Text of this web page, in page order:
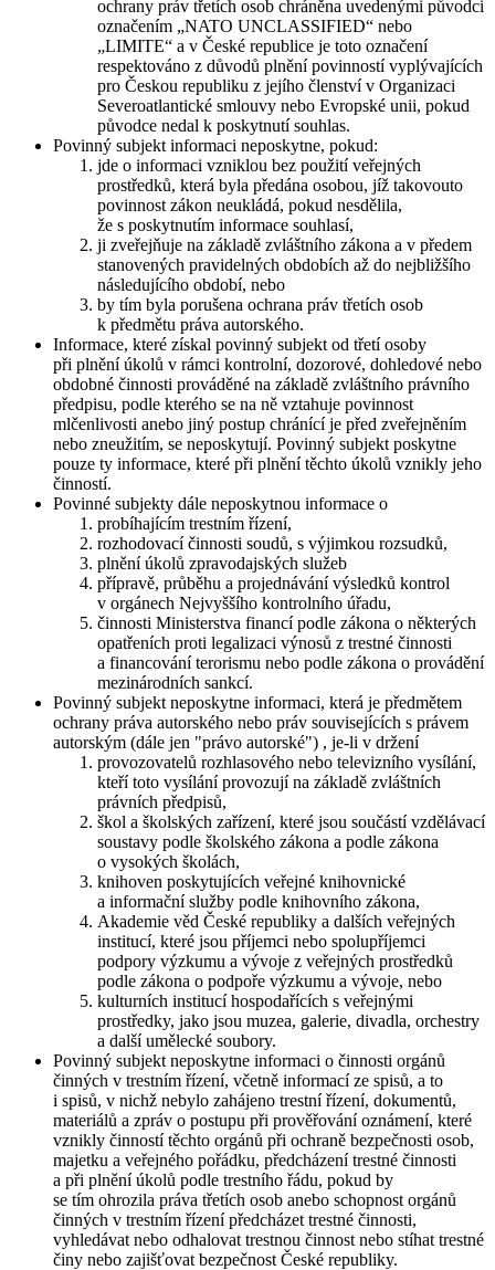
ochrany práv třetích osob chráněna uvedenými původci
označením „NATO UNCLASSIFIED“ nebo
„LIMITE“ a v České republice je toto označení
respektováno z důvodů plnění povinností vyplývajících
pro Českou republiku z jejího členství v Organizaci
Severoatlantické smlouvy nebo Evropské unii, pokud
původce nedal k poskytnutí souhlas.
Povinný subjekt informaci neposkytne, pokud:
jde o informaci vzniklou bez použití veřejných
prostředků, která byla předána osobou, jíž takovouto
povinnost zákon neukládá, pokud nesdělila,
že s poskytnutím informace souhlasí,
ji zveřejňuje na základě zvláštního zákona a v předem
stanovených pravidelných obdobích až do nejbližšího
následujícího období, nebo
by tím byla porušena ochrana práv třetích osob
k předmětu práva autorského.
Informace, které získal povinný subjekt od třetí osoby
při plnění úkolů v rámci kontrolní, dozorové, dohledové nebo
obdobné činnosti prováděné na základě zvláštního právního
předpisu, podle kterého se na ně vztahuje povinnost
mlčenlivosti anebo jiný postup chránící je před zveřejněním
nebo zneužitím, se neposkytují. Povinný subjekt poskytne
pouze ty informace, které při plnění těchto úkolů vznikly jeho
činností.
Povinné subjekty dále neposkytnou informace o
probíhajícím trestním řízení,
rozhodovací činnosti soudů, s výjimkou rozsudků,
plnění úkolů zpravodajských služeb
přípravě, průběhu a projednávání výsledků kontrol
v orgánech Nejvyššího kontrolního úřadu,
činnosti Ministerstva financí podle zákona o některých
opatřeních proti legalizaci výnosů z trestné činnosti
a financování terorismu nebo podle zákona o provádění
mezinárodních sankcí.
Povinný subjekt neposkytne informaci, která je předmětem
ochrany práva autorského nebo práv souvisejících s právem
autorským (dále jen "právo autorské") , je-li v držení
provozovatelů rozhlasového nebo televizního vysílání,
kteří toto vysílání provozují na základě zvláštních
právních předpisů,
škol a školských zařízení, které jsou součástí vzdělávací
soustavy podle školského zákona a podle zákona
o vysokých školách,
knihoven poskytujících veřejné knihovnické
a informační služby podle knihovního zákona,
Akademie věd České republiky a dalších veřejných
institucí, které jsou příjemci nebo spolupříjemci
podpory výzkumu a vývoje z veřejných prostředků
podle zákona o podpoře výzkumu a vývoje, nebo
kulturních institucí hospodařících s veřejnými
prostředky, jako jsou muzea, galerie, divadla, orchestry
a další umělecké soubory.
Povinný subjekt neposkytne informaci o činnosti orgánů
činných v trestním řízení, včetně informací ze spisů, a to
i spisů, v nichž nebylo zahájeno trestní řízení, dokumentů,
materiálů a zpráv o postupu při prověřování oznámení, které
vznikly činností těchto orgánů při ochraně bezpečnosti osob,
majetku a veřejného pořádku, předcházení trestné činnosti
a při plnění úkolů podle trestního řádu, pokud by
se tím ohrozila práva třetích osob anebo schopnost orgánů
činných v trestním řízení předcházet trestné činnosti,
vyhledávat nebo odhalovat trestnou činnost nebo stíhat trestné
činy nebo zajišťovat bezpečnost České republiky.